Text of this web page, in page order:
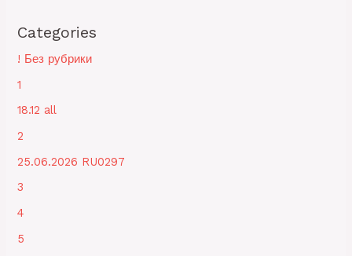
Categories
! Без рубрики
1
18.12 all
2
25.06.2026 RU0297
3
4
5